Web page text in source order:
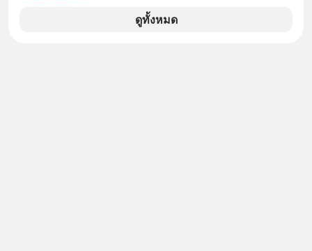
ตามมาคือ โทรศัพท์ของเขากลายเป็น
ความเงียบสนิทนานถึง 14 เดือนเต็ม แต่
ดูทั้งหมด